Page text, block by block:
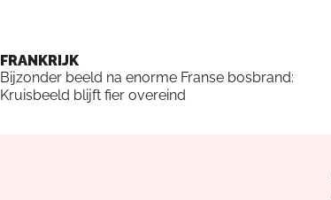
FRANKRIJK
Bijzonder beeld na enorme Franse bosbrand:
Kruisbeeld blijft fier overeind